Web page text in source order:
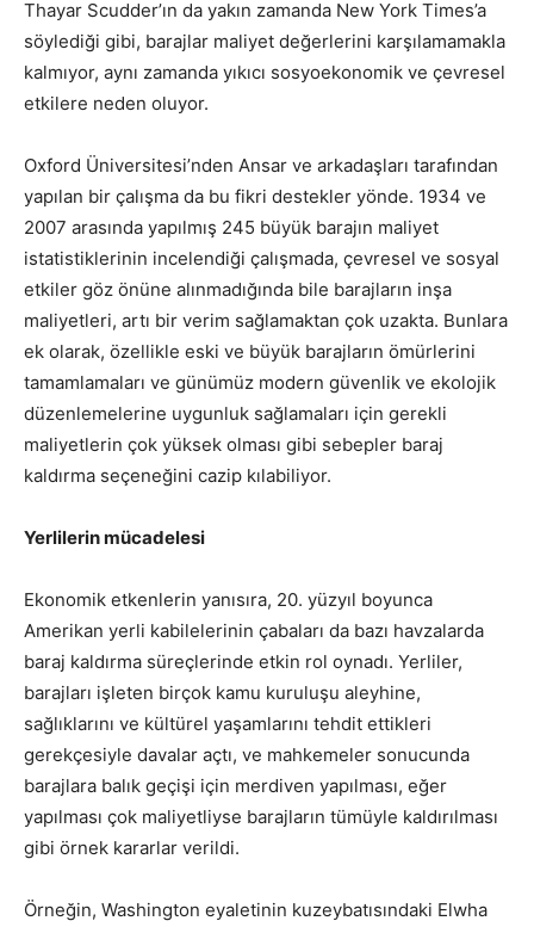
Thayar Scudder’ın da yakın zamanda New York Times’a
söylediği gibi, barajlar maliyet değerlerini karşılamamakla
kalmıyor, aynı zamanda yıkıcı sosyoekonomik ve çevresel
etkilere neden oluyor.
Oxford Üniversitesi’nden Ansar ve arkadaşları tarafından
yapılan bir çalışma da bu fikri destekler yönde. 1934 ve
2007 arasında yapılmış 245 büyük barajın maliyet
istatistiklerinin incelendiği çalışmada, çevresel ve sosyal
etkiler göz önüne alınmadığında bile barajların inşa
maliyetleri, artı bir verim sağlamaktan çok uzakta. Bunlara
ek olarak, özellikle eski ve büyük barajların ömürlerini
tamamlamaları ve günümüz modern güvenlik ve ekolojik
düzenlemelerine uygunluk sağlamaları için gerekli
maliyetlerin çok yüksek olması gibi sebepler baraj
kaldırma seçeneğini cazip kılabiliyor.
Yerlilerin mücadelesi
Ekonomik etkenlerin yanısıra, 20. yüzyıl boyunca
Amerikan yerli kabilelerinin çabaları da bazı havzalarda
baraj kaldırma süreçlerinde etkin rol oynadı. Yerliler,
barajları işleten birçok kamu kuruluşu aleyhine,
sağlıklarını ve kültürel yaşamlarını tehdit ettikleri
gerekçesiyle davalar açtı, ve mahkemeler sonucunda
barajlara balık geçişi için merdiven yapılması, eğer
yapılması çok maliyetliyse barajların tümüyle kaldırılması
gibi örnek kararlar verildi.
Örneğin, Washington eyaletinin kuzeybatısındaki Elwha